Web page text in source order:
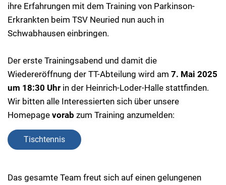
ihre Erfahrungen mit dem Training von Parkinson-
Erkrankten beim TSV Neuried nun auch in
Schwabhausen einbringen.
Der erste Trainingsabend und damit die
Wiedereröffnung der TT-Abteilung wird am 7. Mai 2025
um 18:30 Uhr in der Heinrich-Loder-Halle stattfinden.
Wir bitten alle Interessierten sich über unsere
Homepage vorab zum Training anzumelden:
Tischtennis
Das gesamte Team freut sich auf einen gelungenen